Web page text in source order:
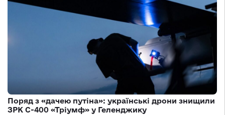
Поряд з «дачею путіна»: українські дрони знищили
ЗРК С-400 «Тріумф» у Геленджику